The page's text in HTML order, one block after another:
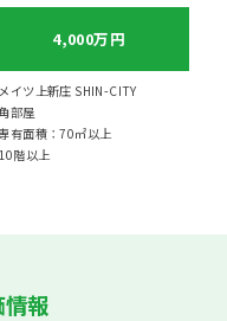
4,000万円
メイツ上新庄 SHIN-CITY
部屋
有面積：70㎡以上
10階以上
報